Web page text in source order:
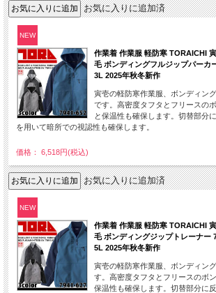
お気に入りに追加済
NEW
作業着 作業服 軽防寒 TORAICHI
毛 ボンディングフルジップパーカ
3L 2025年秋冬新作
寅壱の軽防寒作業服、ボンディン
です。高密度タフタとフリースの
と保温性も確保します。切替部分
を用いて暗所での視認性も確保します。
価格： 6,518円(税込)
お気に入りに追加済
NEW
作業着 作業服 軽防寒 TORAICHI
毛 ボンディングジップトレーナー
5L 2025年秋冬新作
寅壱の軽防寒作業服、ボンディン
す。高密度タフタとフリースのボ
保温性も確保します。切替部分に